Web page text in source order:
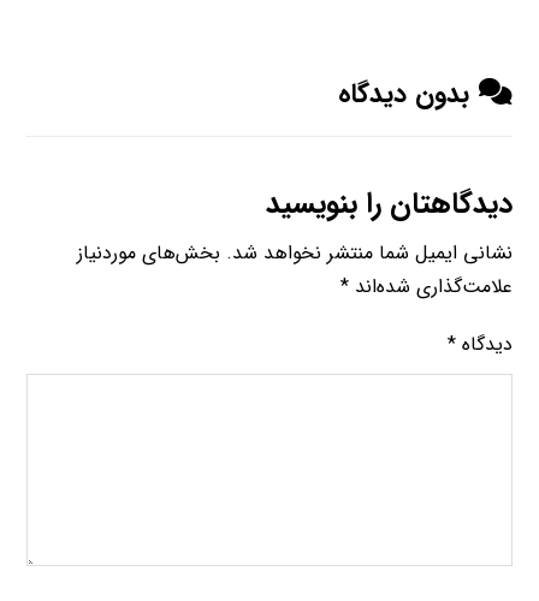
بدون دیدگاه
دیدگاهتان را بنویسید
نشانی ایمیل شما منتشر نخواهد شد. بخش‌های موردنیاز
علامت‌گذاری شده‌اند*
دیدگاه*